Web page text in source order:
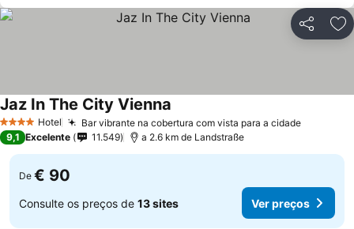
Partilhar
4 EstrelasHotel Bar vibrante na cobertura com vista para a cidade
Jaz In The City Vienna
9,1 Excelente 11.549 a 2.6 km de Landstraße
De € 90
Consulte os preços de 13 sites Ver preços